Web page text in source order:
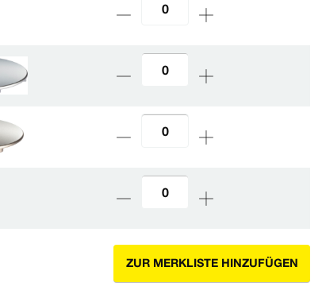
ZUR MERKLISTE HINZUFÜGEN